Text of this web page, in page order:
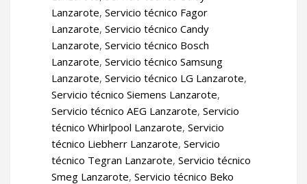
Lanzarote, Servicio técnico Fagor
Lanzarote, Servicio técnico Candy
Lanzarote, Servicio técnico Bosch
Lanzarote, Servicio técnico Samsung
Lanzarote, Servicio técnico LG Lanzarote,
Servicio técnico Siemens Lanzarote,
Servicio técnico AEG Lanzarote, Servicio
técnico Whirlpool Lanzarote, Servicio
técnico Liebherr Lanzarote, Servicio
técnico Tegran Lanzarote, Servicio técnico
Smeg Lanzarote, Servicio técnico Beko